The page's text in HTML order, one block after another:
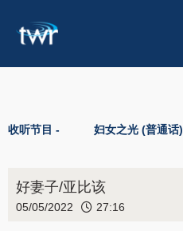
收听节目 - 妇女之光 (普通话)
好妻子/亚比该
05/05/2022 27:16